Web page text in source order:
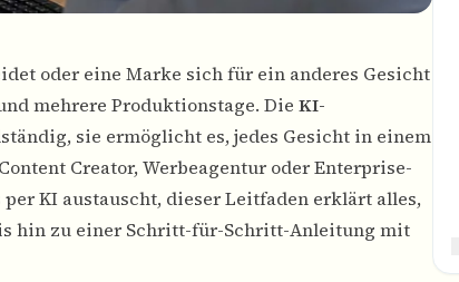
oder eine Marke sich für ein anderes Gesicht
mehrere Produktionstage. Die KI-
sie ermöglicht es, jedes Gesicht in einem
Creator, Werbeagentur oder Enterprise-
KI austauscht, dieser Leitfaden erklärt alles,
hin zu einer Schritt-für-Schritt-Anleitung mit